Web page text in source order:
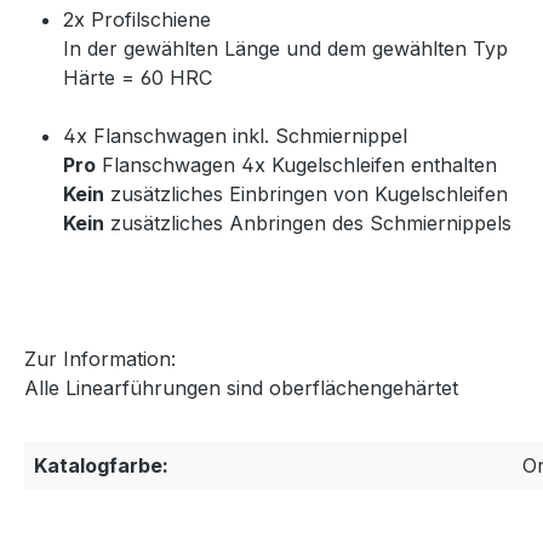
2x Profilschiene
In der gewählten Länge und dem gewählten Typ
Härte = 60 HRC
4x Flanschwagen inkl. Schmiernippel
Pro Flanschwagen 4x Kugelschleifen enthalten
Kein zusätzliches Einbringen von Kugelschleifen
Kein zusätzliches Anbringen des Schmiernippels
Zur Information:
Alle Linearführungen sind oberflächengehärtet
Katalogfarbe: